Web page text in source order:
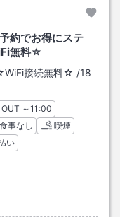
約でお得にステ
無料☆
接続無料☆ /18
ン
OUT チェックアウト
～11:00
食事なし
喫煙
い